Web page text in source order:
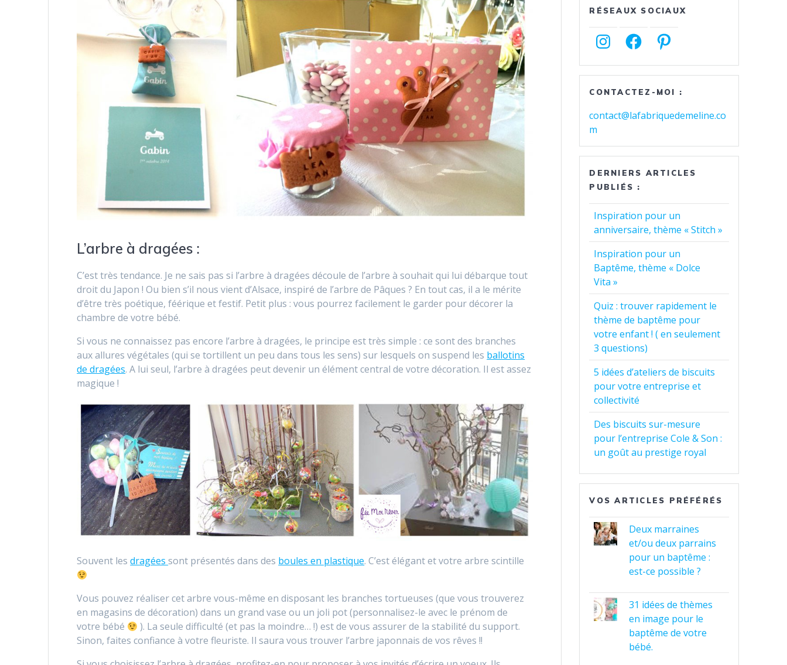
L’arbre à dragées :
C’est très tendance. Je ne sais pas si l’arbre à dragées découle de l’arbre à souhait qui lui débarque tout
droit du Japon ! Ou bien s’il nous vient d’Alsace, inspiré de l’arbre de Pâques ? En tout cas, il a le mérite
d’être très poétique, féérique et festif. Petit plus : vous pourrez facilement le garder pour décorer la
chambre de votre bébé.
Si vous ne connaissez pas encore l’arbre à dragées, le principe est très simple : ce sont des branches
aux allures végétales (qui se tortillent un peu dans tous les sens) sur lesquels on suspend les ballotins
de dragées. A lui seul, l’arbre à dragées peut devenir un élément central de votre décoration. Il est assez
magique !
Souvent lesdragéessont présentés dans des boules en plastique. C’est élégant et votre arbre scintille
Vous pouvez réaliser cet arbre vous-même en disposant les branches tortueuses (que vous trouverez
en magasins de décoration) dans un grand vase ou un joli pot (personnalisez-le avec le prénom de
votre bébé
). La seule difficulté (et pas la moindre… !) est de vous assurer de la stabilité du support.
Sinon, faites confiance à votre fleuriste. Il saura vous trouver l’arbre japonnais de vos rêves !!
RÉSEAUX SOCIAUX
InstagramFacebookPinterest
CONTACTEZ-MOI :
contact@lafabriquedemeline.co
m
DERNIERS ARTICLES
PUBLIÉS :
Inspiration pour un
anniversaire, thème « Stitch »
Inspiration pour un
Baptême, thème « Dolce
Vita »
Quiz : trouver rapidement le
thème de baptême pour
votre enfant ! ( en seulement
3 questions)
5 idées d’ateliers de biscuits
pour votre entreprise et
collectivité
Des biscuits sur-mesure
pour l’entreprise Cole & Son :
un goût au prestige royal
VOS ARTICLES PRÉFÉRÉS
Deux marraines
et/ou deux parrains
pour un baptême :
est-ce possible ?
31 idées de thèmes
en image pour le
baptême de votre
bébé.